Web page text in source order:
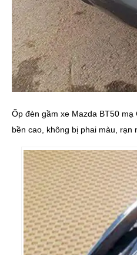
Ốp đèn gầm xe Mazda BT50
bền cao, không bị phai màu, rạn